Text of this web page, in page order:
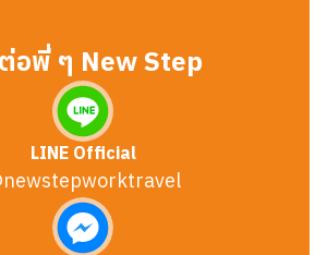
อพี่ ๆ New Step
LINE Official